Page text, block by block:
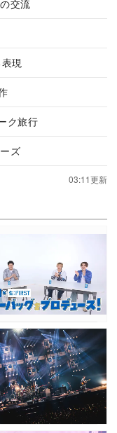
交流
現
ク旅行
ズ
03:11更新